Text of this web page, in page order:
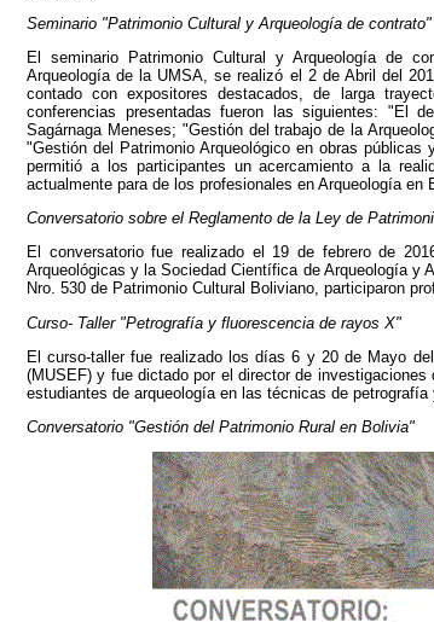
Seminario "Patrimonio Cultural y Arqueología de contrato"
El seminario Patrimonio Cultural y Arqueología de
Arqueología de la UMSA, se realizó el 2 de Abril del
contado con expositores destacados, de larga
conferencias presentadas fueron las siguientes: "El
Sagárnaga Meneses; "Gestión del trabajo de la
"Gestión del Patrimonio Arqueológico en obras
permitió a los participantes un acercamiento a la
actualmente para de los profesionales en Arqueología en
Conversatorio sobre el Reglamento de la Ley de
El conversatorio fue realizado el 19 de febrero de
Arqueológicas y la Sociedad Científica de Arqueología y
Nro. 530 de Patrimonio Cultural Boliviano, participaron
Curso- Taller "Petrografía y fluorescencia de rayos X"
El curso-taller fue realizado los días 6 y 20 de Mayo
(MUSEF) y fue dictado por el director de
estudiantes de arqueología en las técnicas de
Conversatorio "Gestión del Patrimonio Rural en Bolivia"